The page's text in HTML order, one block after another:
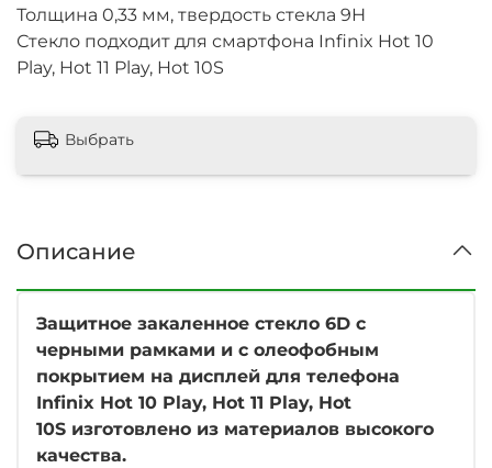
Толщина 0,33 мм, твердость стекла 9Н
Стекло подходит для смартфона Infinix Hot 10
Play, Hot 11 Play, Hot 10S
Выбрать
Описание
Защитное закаленное стекло 6D с
черными рамками и с олеофобным
покрытием на дисплей для телефона
Infinix Hot 10 Play, Hot 11 Play, Hot
10S изготовлено из материалов высокого
качества.